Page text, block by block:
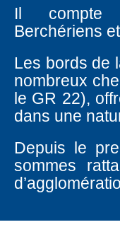
Il compte
Berchériens
Les bords de
nombreux
le GR 22),
dans une
Depuis le
sommes